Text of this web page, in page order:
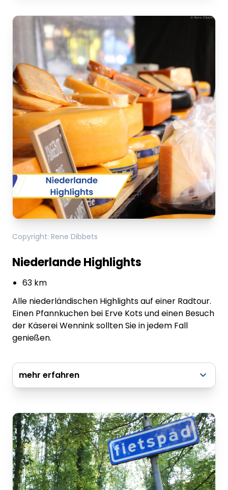
81 - 49 - 48 - 47 - 83 - 82 - 85 - 82 - 54 - 84 -
79 - 2 - 4 - 7 - 8
Dieser Inhalt wird
gerade geladen
VREDEN.DE • EXTERNER LINK
Dieser Inhalt wird gerade geladen
Dieser Inhalt wird gerade geladen
Copyright: Rene Dibbets
Niederlande Highlights
63 km
Alle niederländischen Highlights auf einer Radtour.
Einen Pfannkuchen bei Erve Kots und einen Besuch
der Käserei Wennink sollten Sie in jedem Fall
genießen.
mehr erfahren
Radflyer - Niederlande Highlights